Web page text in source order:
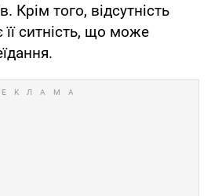
Крім того, відсутність
її ситність, що може